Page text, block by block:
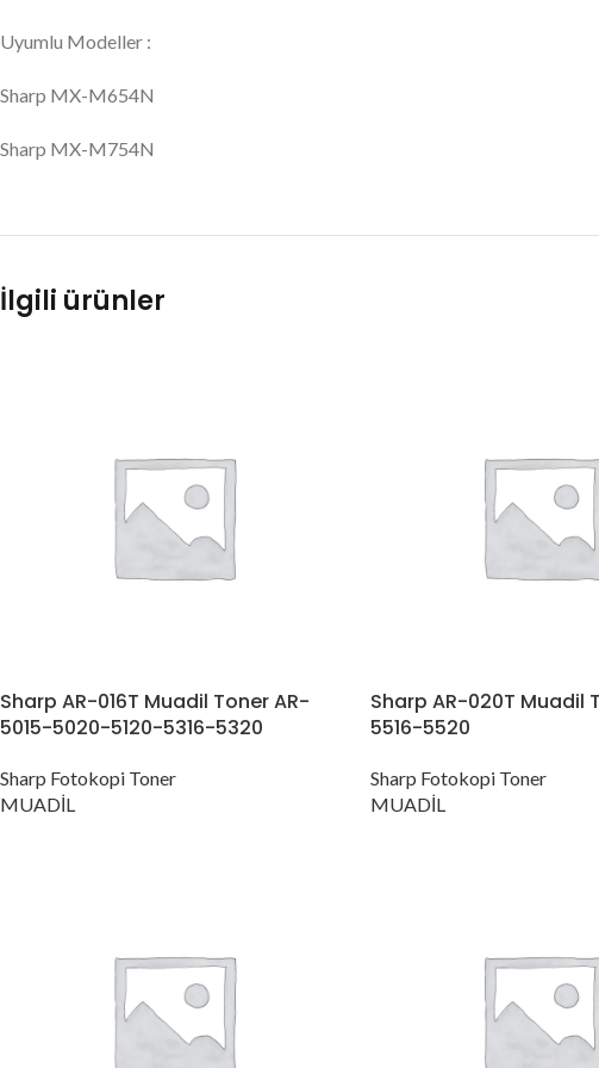
Uyumlu Modeller :
Sharp MX-M654N
Sharp MX-M754N
İlgili ürünler
Sharp AR-016T Muadil Toner AR-
5015-5020-5120-5316-5320
Sharp Fotokopi Toner
MUADİL
Sharp AR-020T Muadil
5516-5520
Sharp Fotokopi Toner
MUADİL